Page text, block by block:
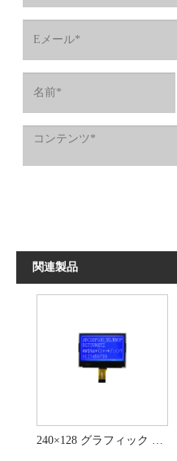
関連製品
240×128 グラフィック LCD ディスプレイ STN ブルー LCD ディスプレイ モジュール